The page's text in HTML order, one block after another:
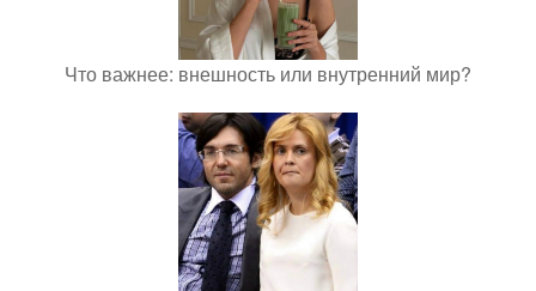
Что важнее: внешность или внутренний мир?